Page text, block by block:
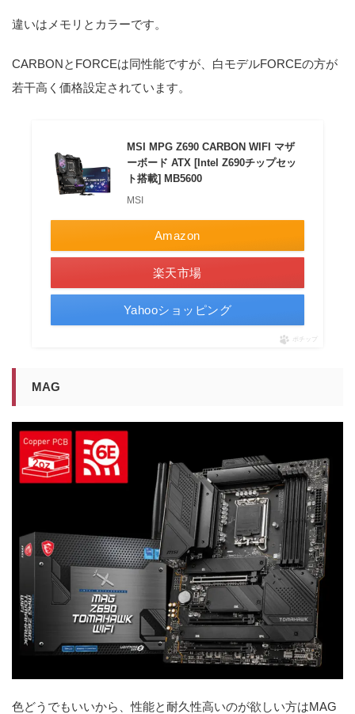
違いはメモリとカラーです。
CARBONとFORCEは同性能ですが、白モデルFORCEの方が
若干高く価格設定されています。
MSI MPG Z690 CARBON WIFI マザ
ーボード ATX [Intel Z690チップセッ
ト搭載] MB5600
MSI
Amazon
楽天市場
Yahooショッピング
ポチップ
MAG
色どうでもいいから、性能と耐久性高いのが欲しい方はMAG